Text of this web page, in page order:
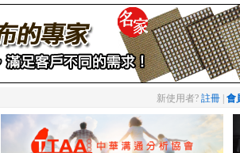
新使用者? 註冊| 會